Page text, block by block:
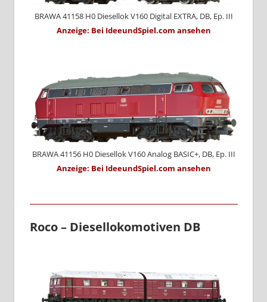
BRAWA 41158 H0 Diesellok V160 Digital EXTRA, DB, Ep. III
Anzeige: Bei IdeeundSpiel.com ansehen
BRAWA 41156 H0 Diesellok V160 Analog BASIC+, DB, Ep. III
Anzeige: Bei IdeeundSpiel.com ansehen
Roco – Diesellokomotiven DB